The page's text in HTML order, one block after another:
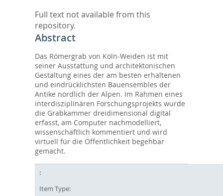
Full text not available from this
repository.
Abstract
Das Römergrab von Köln-Weiden ist mit
seiner Ausstattung und architektonischen
Gestaltung eines der am besten erhaltenen
und eindrücklichsten Bauensembles der
Antike nördlich der Alpen. Im Rahmen eines
interdisziplinären Forschungsprojekts wurde
die Grabkammer dreidimensional digital
erfasst, am Computer nachmodelliert,
wissenschaftlich kommentiert und wird
virtuell für die Öffentlichkeit begehbar
gemacht.
Item Type: